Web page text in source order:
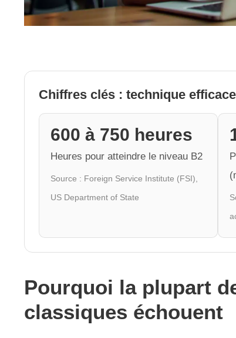
Chiffres clés : technique
600 à 750 heures
Heures pour atteindre le niveau B2
Source : Foreign Service Institute (FSI),
US Department of State
Pourquoi la plupart
classiques échouent